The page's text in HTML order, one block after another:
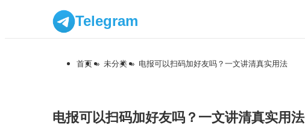
Telegram
首页 » 未分类 » 电报可以扫码加好友吗？一文讲清真实用法
电报可以扫码加好友吗？一文讲清真实用法